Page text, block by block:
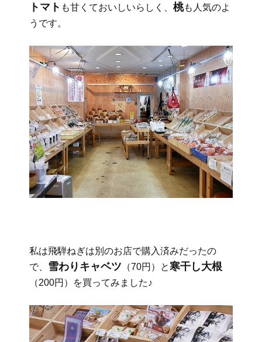
トマト も甘くておいしいらしく、 桃も人気のよ
うです。
私は飛騨ねぎは別のお店で購入済みだったの
で、 雪わりキャベツ （70円）と寒干し大根
（200円）を買ってみました♪